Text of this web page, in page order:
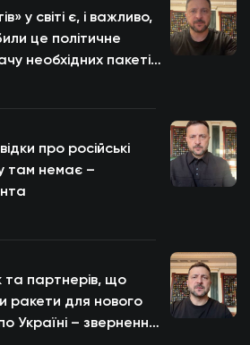
у світі є, і важливо,
це політичне
необхідних пакетів
про російські
там немає –
та партнерів, що
ракети для нового
Україні – звернення